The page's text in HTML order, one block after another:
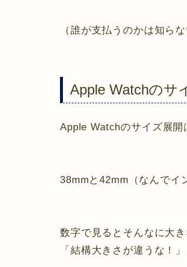
（誰が支払うのかは知ら
Apple Watchのサ
Apple Watchのサイズ展開
38mmと42mm（なんでイ
数字で見るとそんなに大
「結構大きさが違うな！